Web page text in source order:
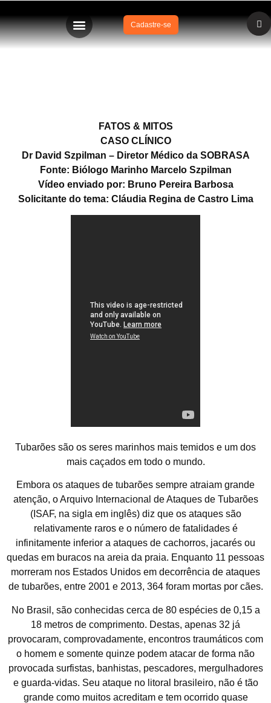
Cadastre-se
Ataque de Tubarão – o que fazer?
FATOS & MITOS
CASO CLÍNICO
Dr David Szpilman – Diretor Médico da SOBRASA
Fonte: Biólogo Marinho Marcelo Szpilman
Vídeo enviado por: Bruno Pereira Barbosa
Solicitante do tema: Cláudia Regina de Castro Lima
Tubarões são os seres marinhos mais temidos e um dos
mais caçados em todo o mundo.
Embora os ataques de tubarões sempre atraiam grande
atenção, o Arquivo Internacional de Ataques de Tubarões
(ISAF, na sigla em inglês) diz que os ataques são
relativamente raros e o número de fatalidades é
infinitamente inferior a ataques de cachorros, jacarés ou
quedas em buracos na areia da praia. Enquanto 11 pessoas
morreram nos Estados Unidos em decorrência de ataques
de tubarões, entre 2001 e 2013, 364 foram mortas por cães.
No Brasil, são conhecidas cerca de 80 espécies de 0,15 a
18 metros de comprimento. Destas, apenas 32 já
provocaram, comprovadamente, encontros traumáticos com
o homem e somente quinze podem atacar de forma não
provocada surfistas, banhistas, pescadores, mergulhadores
e guarda-vidas. Seu ataque no litoral brasileiro, não é tão
grande como muitos acreditam e tem ocorrido quase